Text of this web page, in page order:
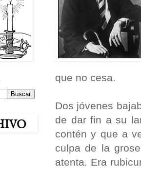
que no cesa.
Dos jóvenes
de dar fin a su
contén y que a
culpa de la
atenta. Era